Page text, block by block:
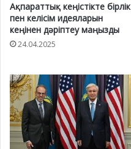
Ақпараттық кеңістікте бірлік
пен келісім идеяларын
кеңінен дәріптеу маңызды
24.04.2025